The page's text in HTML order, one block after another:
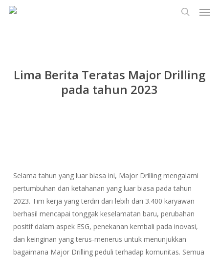
Lewati
Lima Berita Teratas Major Drilling
pada tahun 2023
Selama tahun yang luar biasa ini, Major Drilling mengalami
pertumbuhan dan ketahanan yang luar biasa pada tahun
2023. Tim kerja yang terdiri dari lebih dari 3.400 karyawan
berhasil mencapai tonggak keselamatan baru, perubahan
positif dalam aspek ESG, penekanan kembali pada inovasi,
dan keinginan yang terus-menerus untuk menunjukkan
bagaimana Major Drilling peduli terhadap komunitas. Semua